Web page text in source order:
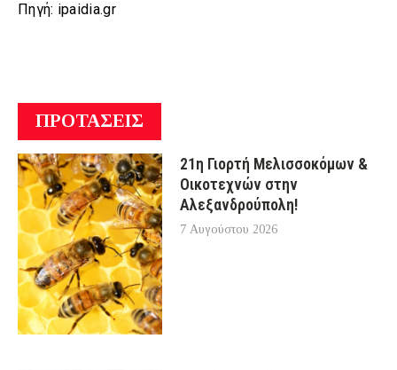
Πηγή: ipaidia.gr
ΠΡΟΤΑΣΕΙΣ
21η Γιορτή Μελισσοκόμων &
Οικοτεχνών στην
Αλεξανδρούπολη!
7 Αυγούστου 2026